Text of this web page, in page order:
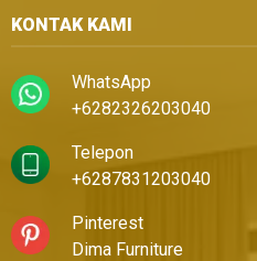
KONTAK KAMI
WhatsApp
+6282326203040
Telepon
+6287831203040
Pinterest
Dima Furniture